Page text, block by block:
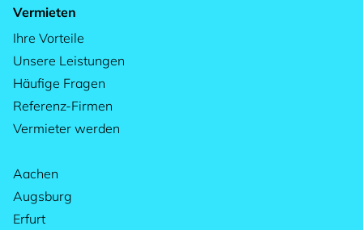
Vermieten
Ihre Vorteile
Unsere Leistungen
Häufige Fragen
Referenz-Firmen
Vermieter werden
Aachen
Augsburg
Erfurt